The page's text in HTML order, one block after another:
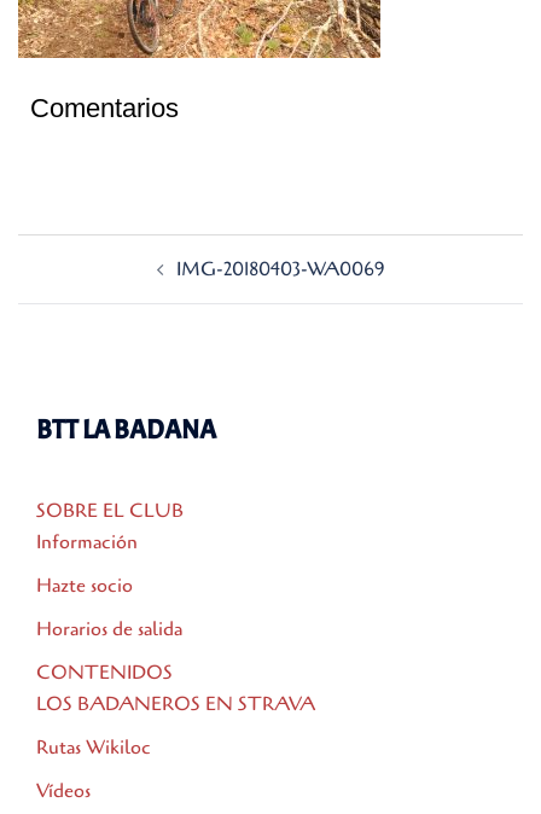
Comentarios
IMG-20180403-WA0069
BTT LA BADANA
SOBRE EL CLUB
Información
Hazte socio
Horarios de salida
CONTENIDOS
LOS BADANEROS EN STRAVA
Rutas Wikiloc
Vídeos